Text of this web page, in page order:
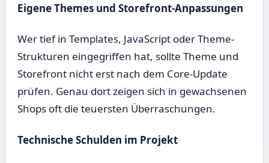
Eigene Themes und Storefront-Anpassungen
Wer tief in Templates, JavaScript oder Theme-
Strukturen eingegriffen hat, sollte Theme und
Storefront nicht erst nach dem Core-Update
prüfen. Genau dort zeigen sich in gewachsenen
Shops oft die teuersten Überraschungen.
Technische Schulden im Projekt